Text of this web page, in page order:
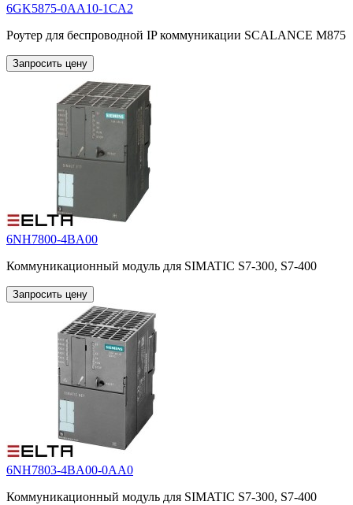
6GK5875-0AA10-1CA2
Роутер для беспроводной IP коммуникации SCALANCE M875
Запросить цену
6NH7800-4BA00
Коммуникационный модуль для SIMATIC S7-300, S7-400
Запросить цену
6NH7803-4BA00-0AA0
Коммуникационный модуль для SIMATIC S7-300, S7-400